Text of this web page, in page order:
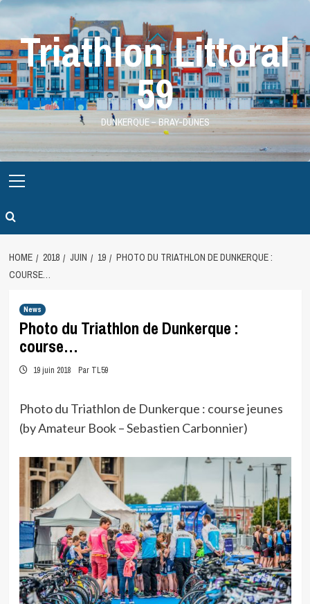
Skip
contentTriathlon Littoral
59
DUNKERQUE – BRAY-DUNES
Menu
HOME 2018 JUIN 19
PHOTO DU TRIATHLON DE DUNKERQUE :
COURSE…
News
Photo du Triathlon de Dunkerque :
course…
19 juin 2018 Par TL59
Photo du Triathlon de Dunkerque : course jeunes
(by Amateur Book – Sebastien Carbonnier)